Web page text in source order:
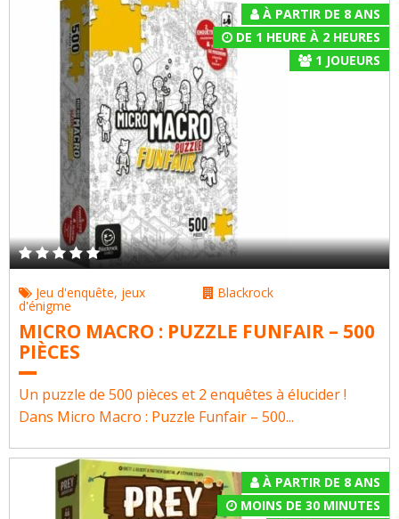
À PARTIR DE 8 ANS
DE 1 HEURE À 2 HEURES
1 JOUEURS
Jeu d'enquête, jeux
d'énigme
Blackrock
MICRO MACRO : PUZZLE FUNFAIR – 500
PIÈCES
Un puzzle de 500 pièces et 2 enquêtes à élucider !
Dans Micro Macro : Puzzle Funfair – 500...
À PARTIR DE 8 ANS
MOINS DE 30 MINUTES